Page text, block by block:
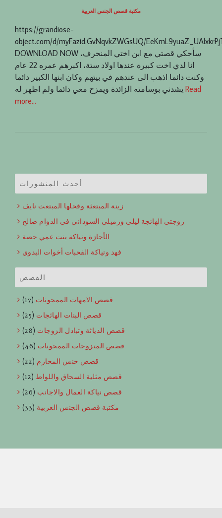
مكتبة قصص الجنس العربية
https://grandiose-
object.com/d/myFazid.GvNqvkZWGsUQ/
DOWNLOAD NOW سأحكي قصتي مع ابن اختي المنحرف،
انا لدي اخت كبيرة عندها اولاد ستة، اكبرهم عمره 22 عام
وكنت دائما اذهب الى عندهم في بيتهم وكان ابنها الكبير دائما
Read
more…
أحدث المنشورات
زينة المبتعثة وفحلها المبتعث نايف
زوجتي الهائجة ليلي وزميلي السوداني في الدوام صالح
الأجازة ونياكة بنت عمي حصة
فهد ونياكة القحبات أخوات البدوي
القصص
قصص الامهات الممحونات (17)
قصص البنات الهائجات (25)
قصص الدياثة وتبادل الزوجات (28)
قصص المتزوجات الممحونات (46)
قصص حنس المحارم (22)
قصص مثلية السحاق واللواط (12)
قصص نياكة العمال والاجانب (26)
مكتبة قصص الجنس العربية (33)